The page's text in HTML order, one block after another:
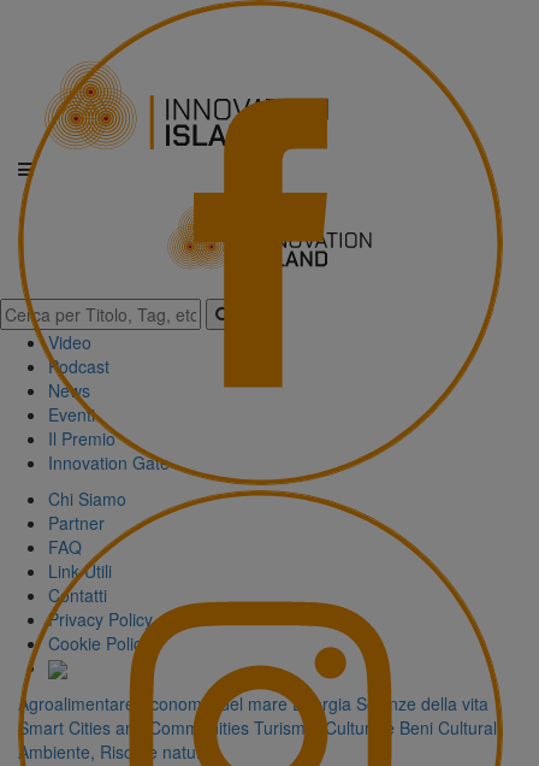
Video
Podcast
News
Eventi
Il Premio
Innovation Gate
Chi Siamo
Partner
FAQ
Link Utili
Contatti
Privacy Policy
Cookie Policy
Agroalimentare Economia del mare Energia Scienze della vita
Smart Cities and Communities Turismo, Cultura e Beni Culturali
Ambiente, Risorse naturali